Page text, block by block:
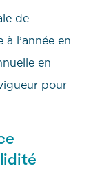
de
l’année en
en
pour